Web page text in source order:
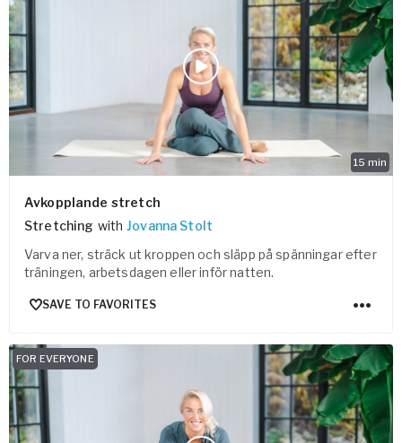
15 min
Avkopplande stretch
Stretching with Jovanna Stolt
Varva ner, sträck ut kroppen och släpp på spänningar efter
träningen, arbetsdagen eller inför natten.
SAVE TO FAVORITES
FOR EVERYONE